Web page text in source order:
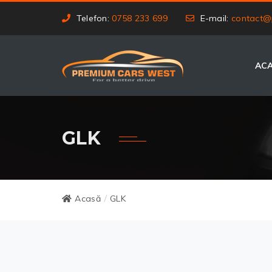
Telefon:0758 233 699 E-mail:
GLK
Acasă / GLK